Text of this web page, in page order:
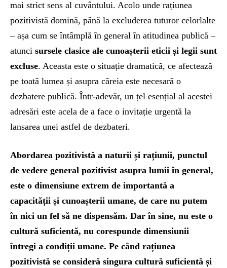
mai strict sens al cuvântului. Acolo unde rațiunea
pozitivistă domină, până la excluderea tuturor celorlalte
– așa cum se întâmplă în general în atitudinea publică –
atunci sursele clasice ale cunoașterii eticii și legii sunt
excluse. Aceasta este o situație dramatică, ce afectează
pe toată lumea și asupra căreia este necesară o
dezbatere publică. Într-adevăr, un țel esențial al acestei
adresări este acela de a face o invitație urgentă la
lansarea unei astfel de dezbateri.
Abordarea pozitivistă a naturii și rațiunii, punctul
de vedere general pozitivist asupra lumii în general,
este o dimensiune extrem de importantă a
capacității și cunoașterii umane, de care nu putem
în nici un fel să ne dispensăm. Dar în sine, nu este o
cultură suficientă, nu corespunde dimensiunii
întregi a condiții umane. Pe când rațiunea
pozitivistă se consideră singura cultură suficientă și